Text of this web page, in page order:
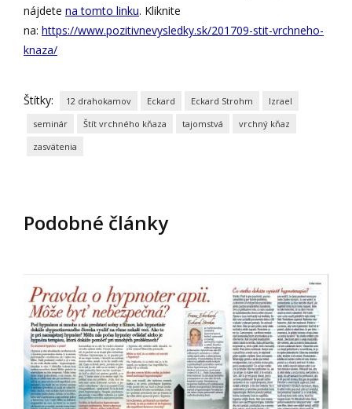
nájdete na tomto linku. Kliknite
na: https://www.pozitivnevysledky.sk/201709-stit-vrchneho-
knaza/
Štítky: 12 drahokamov Eckard Eckard Strohm
Izrael
seminár
Štít vrchného kňaza tajomstvá
vrchný kňaz
zasvätenia
Podobné články